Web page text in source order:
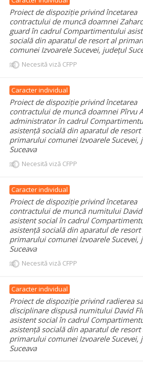
Proiect de dispoziție privind încetarea
contractului de muncă doamnei
guard în cadrul Compartimentului
socială din aparatul de resort al
comunei Izvoarele Sucevei, județul
Necesită viză CFPP
Caracter individual
Proiect de dispoziție privind încetarea
contractului de muncă doamnei Pîrvu
administrator în cadrul
asistență socială din aparatul de resort
primarului comunei Izvoarele Sucevei,
Suceava
Necesită viză CFPP
Caracter individual
Proiect de dispoziție privind încetarea
contractului de muncă numitului
asistent social în cadrul
asistență socială din aparatul de resort
primarului comunei Izvoarele Sucevei,
Suceava
Necesită viză CFPP
Caracter individual
Proiect de dispoziție privind radierea
disciplinare dispusă numitului David
asistent social în cadrul
asistență socială din aparatul de resort
primarului comunei Izvoarele Sucevei,
Suceava